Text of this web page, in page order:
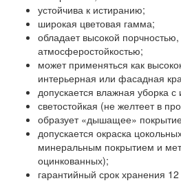
устойчива к истиранию;
широкая цветовая гамма;
обладает высокой
атмосферостойкостью;
может применяться как
интерьерная или фасадная
допускается влажная уборка
светостойкая (не желтеет в
образует «дышащее»
допускается окраска
минеральным покрытием и
оцинкованных);
гарантийный срок хранения